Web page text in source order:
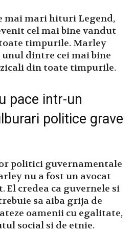
mai mari hituri Legend,
cel mai bine vandut
timpurile. Marley
unul dintre cei mai bine
din toate timpurile.
pace intr-un
politice grave
politici guvernamentale
nu a fost un avocat
El credea ca guvernele si
sa aiba grija de
oamenii cu egalitate,
social si de etnie.